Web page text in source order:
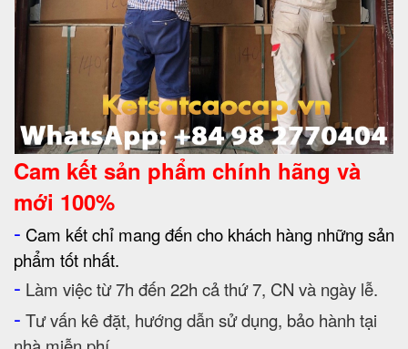
Cam kết sản phẩm chính hãng và
mới 100%
- Cam kết chỉ mang đến cho khách hàng những sản
phẩm tốt nhất.
- Làm việc từ 7h đến 22h cả thứ 7, CN và ngày lễ.
- Tư vấn kê đặt, hướng dẫn sử dụng, bảo hành tại